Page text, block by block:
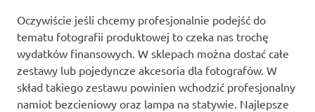
Oczywiście jeśli chcemy profesjonalnie podejść do
tematu fotografii produktowej to czeka nas trochę
wydatków finansowych. W sklepach można dostać całe
zestawy lub pojedyncze akcesoria dla fotografów. W
skład takiego zestawu powinien wchodzić profesjonalny
namiot bezcieniowy oraz lampa na statywie. Najlepsze